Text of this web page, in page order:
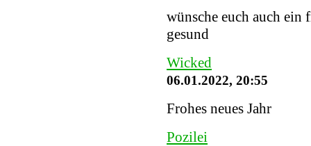
wünsche euch auch ein
gesund
Wicked
06.01.2022, 20:55
Frohes neues Jahr
Pozilei